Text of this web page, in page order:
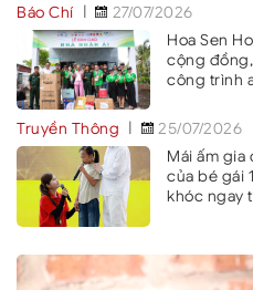
Báo Chí
27/07/2026
Hoa Sen
cộng
công trình
Truyền Thông
25/07/2026
Mái ấm gia
của bé gái
khóc ngay